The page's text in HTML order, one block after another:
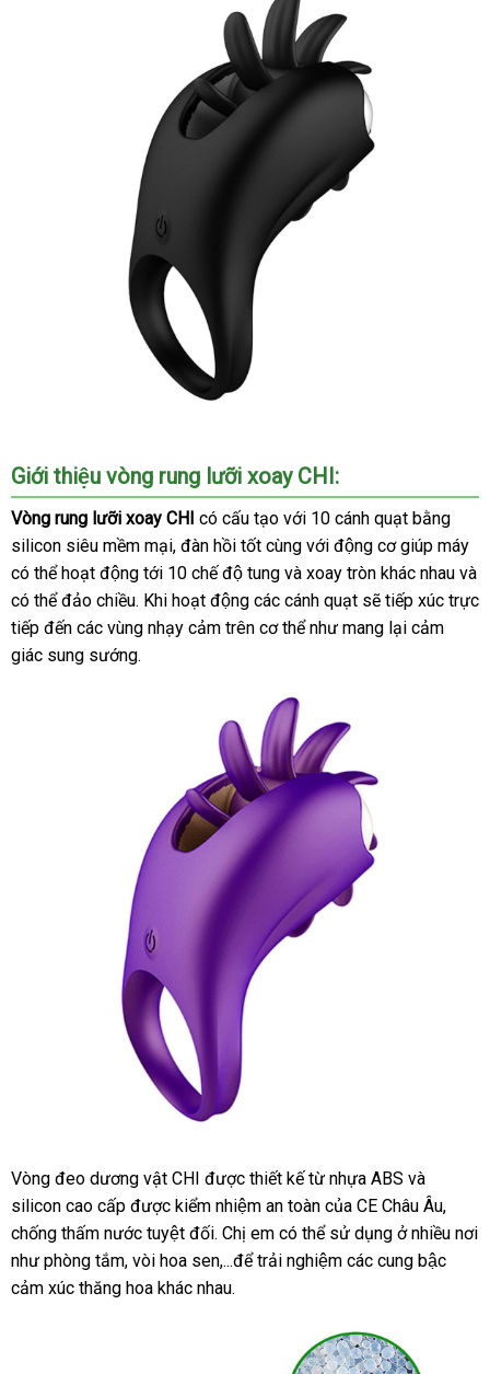
Giới thiệu vòng rung lưỡi xoay CHI:
Vòng rung lưỡi xoay CHI có cấu tạo với 10 cánh quạt bằng
silicon siêu mềm mạibỏ
sỉ
, đàn hồi tốt cùng với động cơ giúp máy
có thể hoạt động tới 10 chế độ tung chiết
khấu
và xoay tròn khác nhau và
có thể đảo chiềuở
đâu
tốt
. Hàn
Quốc
Khi hoạt động các cánh quạt sẽ tiếp xúc trực
tiếp đến các vùng nhạy cảm trên cơ thể như mang lại cảm
giác sung sướng.
Vòng đeo dương vật CHI được thiết kế từ nhựa ABS và
silicon cao cấp được kiểm nhiệm an toàn của CE Châu Âucửa
hàng
,
chống thấm nước tuyệt đốibình
luận
. Chị em có thể sử dụng ở nhiều nơi
như phòng tắmxuất
khẩu
, vòi hoa sen,...để trải nghiệm các cung bậc
cảm xúc thăng hoa khác nhautiết
.